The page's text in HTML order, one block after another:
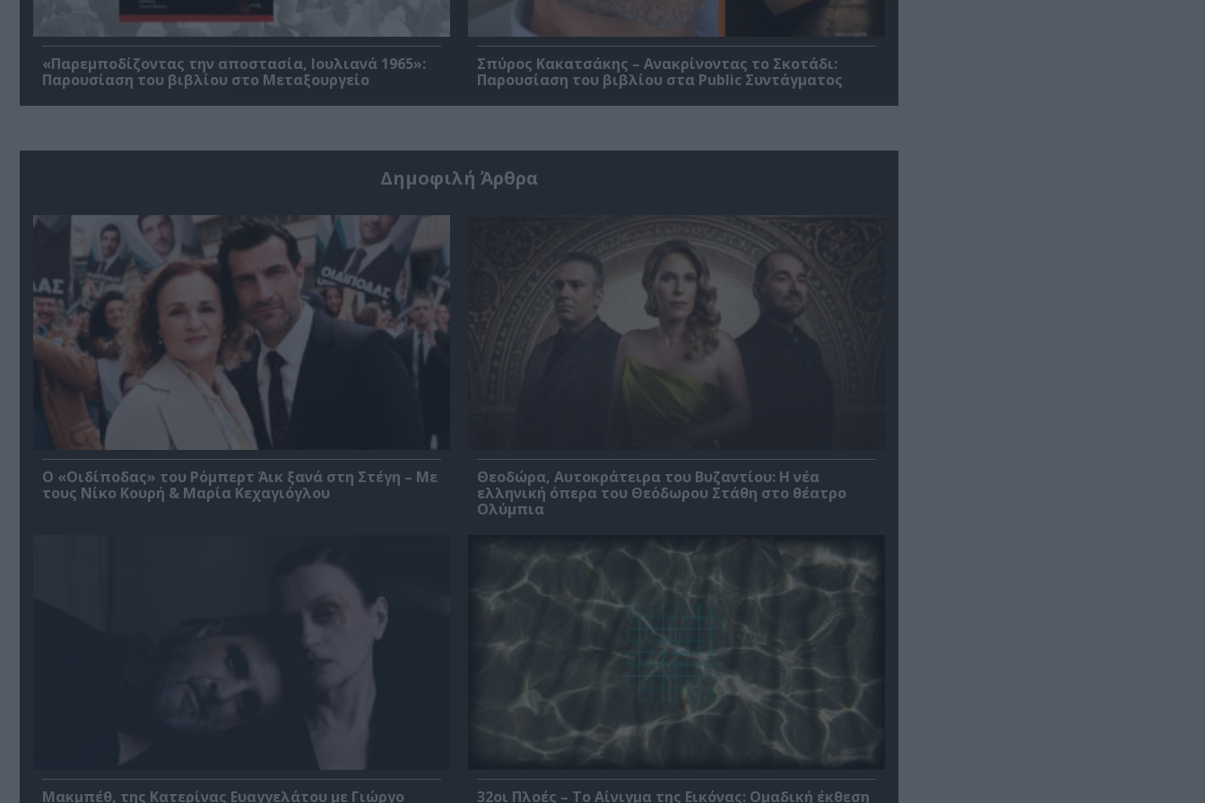
«Παρεμποδίζοντας την αποστασία, Ιουλιανά 1965»:
Παρουσίαση του βιβλίου στο Μεταξουργείο
Σπύρος Κακατσάκης – Ανακρίνοντας το Σκοτάδι:
Παρουσίαση του βιβλίου στα Public Συντάγματος
Δημοφιλή Άρθρα
O «Οιδίποδας» του Ρόμπερτ Άικ ξανά στη Στέγη – Με
τους Νίκο Κουρή & Μαρία Κεχαγιόγλου
Θεοδώρα, Αυτοκράτειρα του Βυζαντίου: Η νέα
ελληνική όπερα του Θεόδωρου Στάθη στο θέατρο
Ολύμπια
Μακμπέθ, της Κατερίνας Ευαγγελάτου με Γιώργο
32οι Πλοές – Το Αίνιγμα της Εικόνας: Ομαδική έκθεση